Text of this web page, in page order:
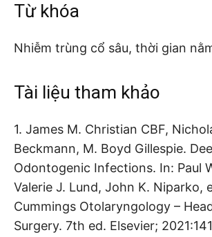
Từ khóa
Nhiễm trùng cổ sâu, thời gian
Tài liệu tham khảo
1. James M. Christian CBF,
Beckmann, M. Boyd Gillespie.
Odontogenic Infections. In: Paul
Valerie J. Lund, John K. Niparko,
Cummings Otolaryngology –
Surgery. 7th ed. Elsevier;